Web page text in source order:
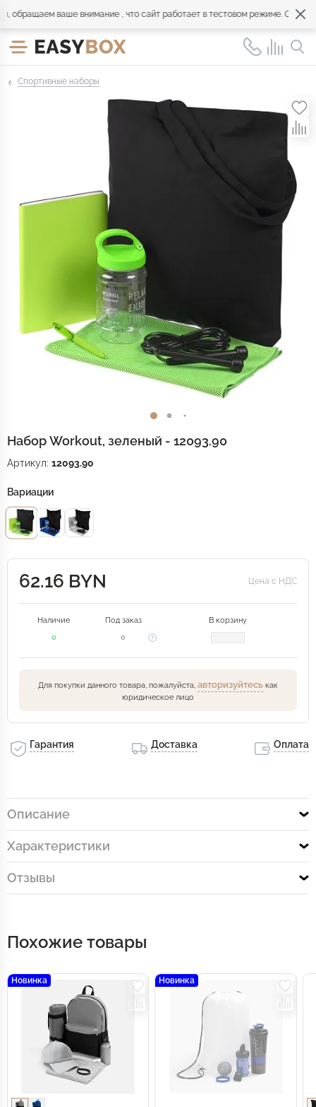
ваше внимание , что сайт работает в тестовом режиме.
Спортивные наборы
Набор Workout, зеленый - 12093.90
Артикул: 12093.90
Вариации
62.16 BYN Цена с НДС
Наличие Под заказ
В корзину
0
0
Для покупки данного товара, пожалуйста, авторизуйтесь как
юридическое лицо
Гарантия Доставка Оплата
Описание
Характеристики
Отзывы
Похожие товары
Новинка Новинка